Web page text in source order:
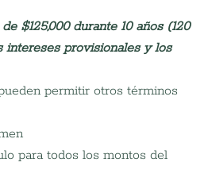
$125,000 durante 10 años (120
intereses provisionales y los
permitir otros términos
para todos los montos del